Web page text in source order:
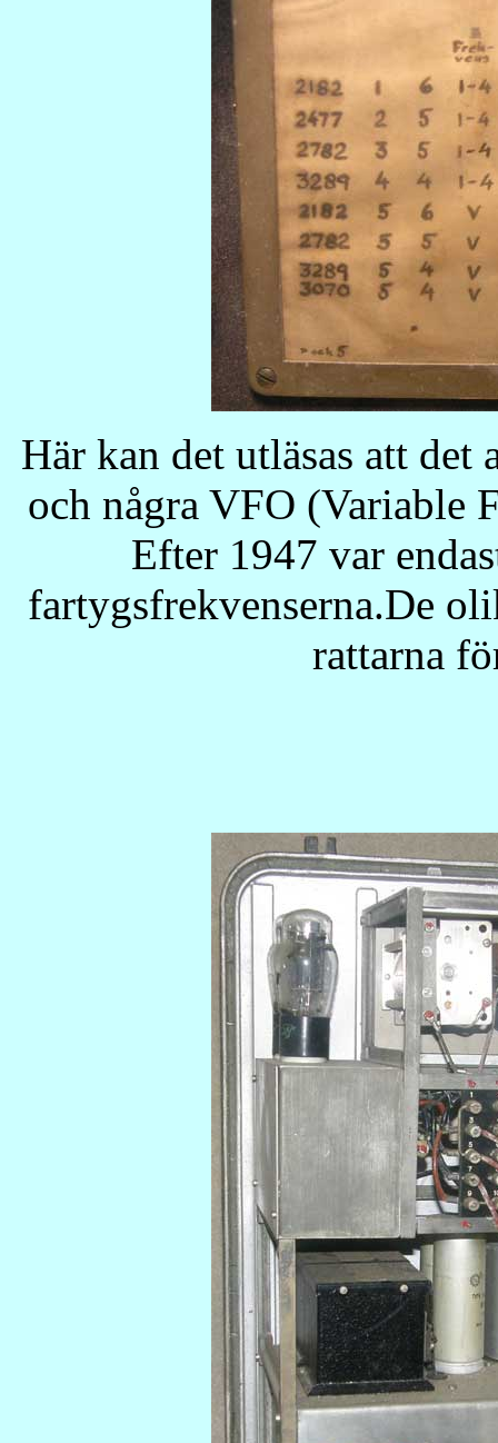
Här kan det utläsas att det
och några VFO (Variable
Efter 1947 var
fartygsfrekvenserna.De
rattarna